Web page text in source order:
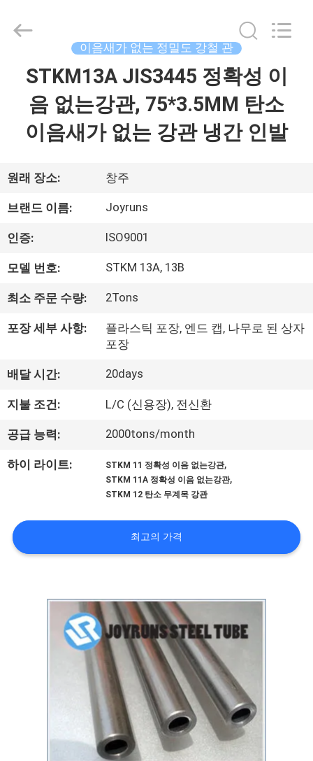
우
리
에
장
여
행
품
질
2021
Reserved.
이음새가 없는 정밀도 강철 관
STKM13A JIS3445 정확성 이
음 없는강관, 75*3.5MM 탄소
이음새가 없는 강관 냉간 인발
원래 장소: 창주
브랜드 이름: Joyruns
인증: ISO9001
모델 번호: STKM 13A, 13B
최소 주문 수량: 2Tons
포장 세부 사항:
플라스틱 포장, 엔드 캡, 나무로 된 상자
포장
배달 시간: 20days
지불 조건: L/C (신용장), 전신환
공급 능력: 2000tons/month
하이 라이트: STKM 11 정확성 이음 없는강관,
STKM 11A 정확성 이음 없는강관,
STKM 12 탄소 무계목 강관
최고의 가격